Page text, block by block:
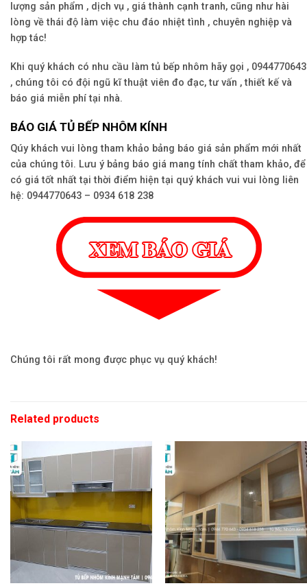
lượng sản phẩm , dịch vụ , giá thành cạnh tranh, cũng như hài
lòng về thái độ làm việc chu đáo nhiệt tình , chuyên nghiệp và
hợp tác!
Khi quý khách có nhu cầu làm tủ bếp nhôm hãy gọi , 0944770643
, chúng tôi có đội ngũ kĩ thuật viên đo đạc, tư vấn , thiết kế và
báo giá miễn phí tại nhà.
BÁO GIÁ TỦ BẾP NHÔM KÍNH
Qúy khách vui lòng tham khảo bảng báo giá sản phẩm mới nhất
của chúng tôi. Lưu ý bảng báo giá mang tính chất tham khảo, để
có giá tốt nhất tại thời điểm hiện tại quý khách vui vui lòng liên
hệ: 0944770643 – 0934 618 238
Chúng tôi rất mong được phục vụ quý khách!
Related products